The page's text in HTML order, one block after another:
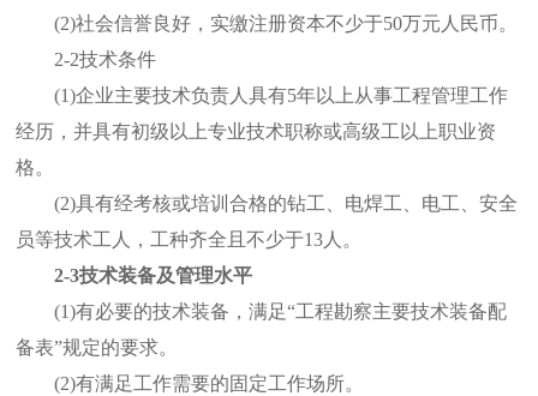
(2)社会信誉良好，实缴注册资本不少于50万元人民币。
2-2技术条件
(1)企业主要技术负责人具有5年以上从事工程管理工作
经历，并具有初级以上专业技术职称或高级工以上职业资
格。
(2)具有经考核或培训合格的钻工、电焊工、电工、安全
员等技术工人，工种齐全且不少于13人。
2-3技术装备及管理水平
(1)有必要的技术装备，满足“工程勘察主要技术装备配
备表”规定的要求。
(2)有满足工作需要的固定工作场所。